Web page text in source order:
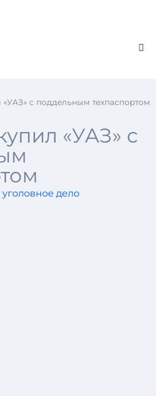
с поддельным техпаспортом
«УАЗ» с
уголовное дело